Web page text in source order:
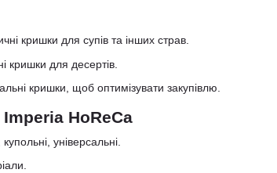
кришки для супів та інших страв.
кришки для десертів.
кришки, щоб оптимізувати закупівлю.
HoReCa
універсальні.